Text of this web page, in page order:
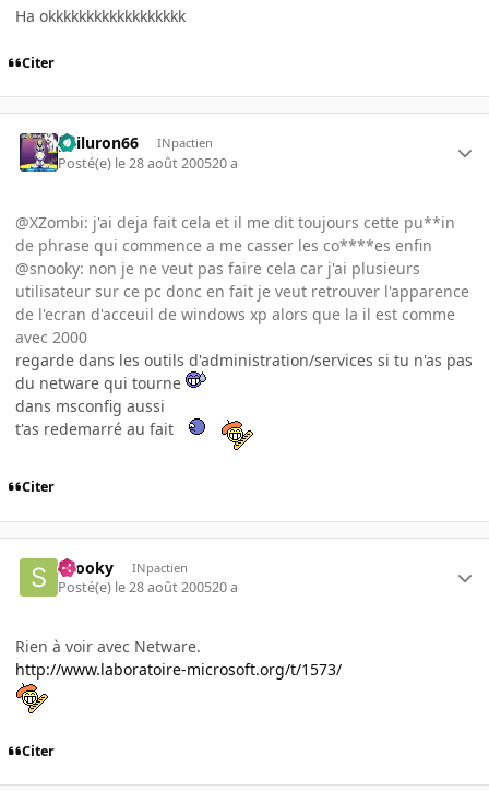
Ha okkkkkkkkkkkkkkkkkk
Citer
gailuron66 INpactien
Posté(e) le 28 août 200520 a
@XZombi: j'ai deja fait cela et il me dit toujours cette pu**in
de phrase qui commence a me casser les co****es enfin
@snooky: non je ne veut pas faire cela car j'ai plusieurs
utilisateur sur ce pc donc en fait je veut retrouver l'apparence
de l'ecran d'acceuil de windows xp alors que la il est comme
avec 2000
regarde dans les outils d'administration/services si tu n'as pas
du netware qui tourne
dans msconfig aussi
t'as redemarré au fait
Citer
snooky INpactien
Posté(e) le 28 août 200520 a
Rien à voir avec Netware.
http://www.laboratoire-microsoft.org/t/1573/
Citer